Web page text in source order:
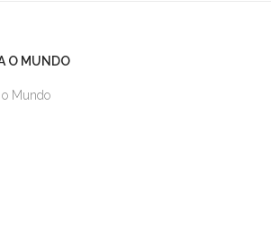
O MUNDO
Mundo